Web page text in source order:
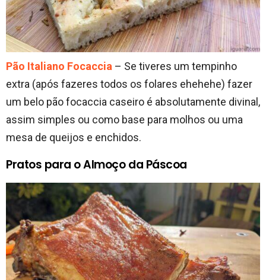
Pão Italiano Focaccia – Se tiveres um tempinho
extra (após fazeres todos os folares ehehehe) fazer
um belo pão focaccia caseiro é absolutamente divinal,
assim simples ou como base para molhos ou uma
mesa de queijos e enchidos.
Pratos para o Almoço da Páscoa